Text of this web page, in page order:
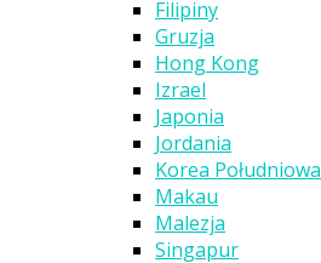
Filipiny
Gruzja
Hong Kong
Izrael
Japonia
Jordania
Korea Południowa
Makau
Malezja
Singapur